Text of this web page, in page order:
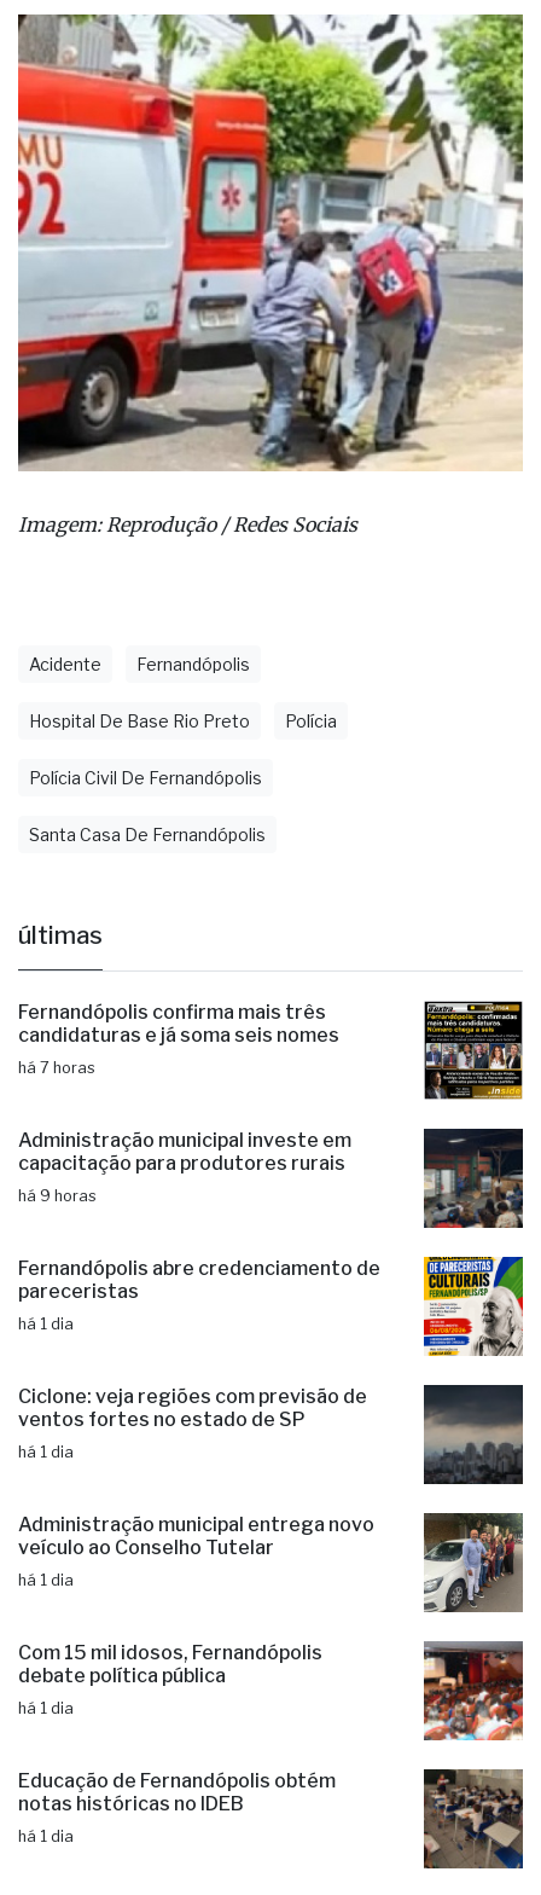
Imagem: Reprodução / Redes Sociais
Acidente Fernandópolis
Hospital De Base Rio Preto Polícia
Polícia Civil De Fernandópolis
Santa Casa De Fernandópolis
últimas
Fernandópolis confirma mais três
candidaturas e já soma seis nomes
há 7 horas
Administração municipal investe em
capacitação para produtores rurais
há 9 horas
Fernandópolis abre credenciamento de
pareceristas
há 1 dia
Ciclone: veja regiões com previsão de
ventos fortes no estado de SP
há 1 dia
Administração municipal entrega novo
veículo ao Conselho Tutelar
há 1 dia
Com 15 mil idosos, Fernandópolis
debate política pública
há 1 dia
Educação de Fernandópolis obtém
notas históricas no IDEB
há 1 dia